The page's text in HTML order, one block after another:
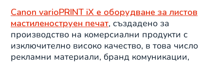
Canon varioPRINT iX е оборудване за листов
мастиленоструен печат, създадено за
производство на комерсиални продукти с
изключително високо качество, в това число
рекламни материали, бранд комуникации,